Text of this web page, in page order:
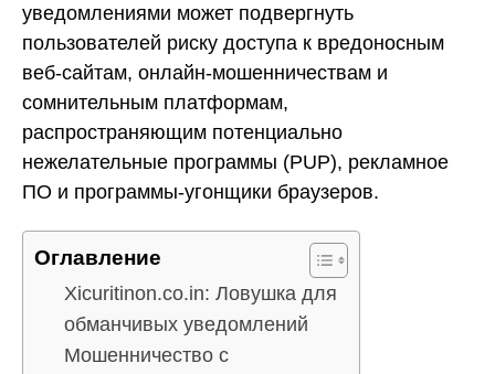
уведомлениями может подвергнуть
пользователей риску доступа к вредоносным
веб-сайтам, онлайн-мошенничествам и
сомнительным платформам,
распространяющим потенциально
нежелательные программы (PUP), рекламное
ПО и программы-угонщики браузеров.
Оглавление
Xicuritinon.co.in: Ловушка для
обманчивых уведомлений
Мошенничество с